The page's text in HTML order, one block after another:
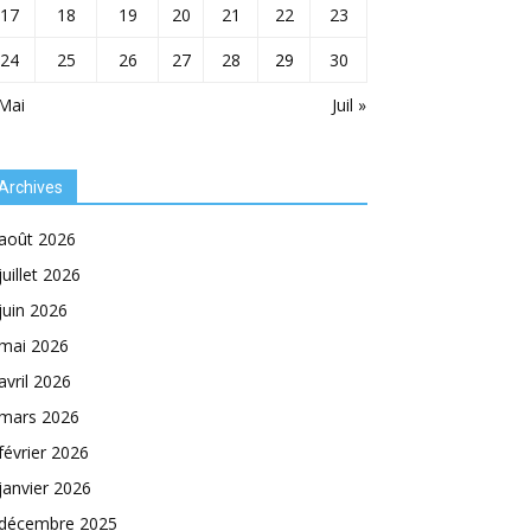
Juil »
17 18 19 20 21 22
23
24
25 26 27 28 29 30
2026
2026
2026
2026
2026
2026
2026
2026
2025